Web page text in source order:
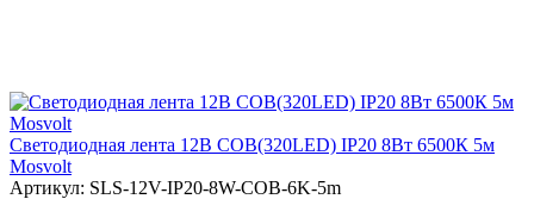
Светодиодная лента 12В COB(320LED) IP20 8Вт 6500К 5м
Mosvolt
Артикул: SLS-12V-IP20-8W-COB-6K-5m